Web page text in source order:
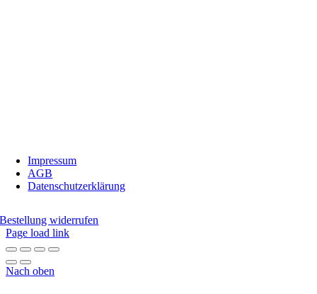
Impressum
AGB
Datenschutzerklärung
Bestellung widerrufen
Page load link
Nach oben